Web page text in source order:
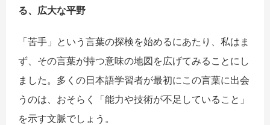
る、 広大な平野
「苦手」という言葉の探検を始めるにあたり、私はま
ず、その言葉が持つ意味の地図を広げてみることにし
ました。多くの日本語学習者が最初にこの言葉に出会
うのは、おそらく「能力や技術が不足していること」
を示す文脈でしょう。